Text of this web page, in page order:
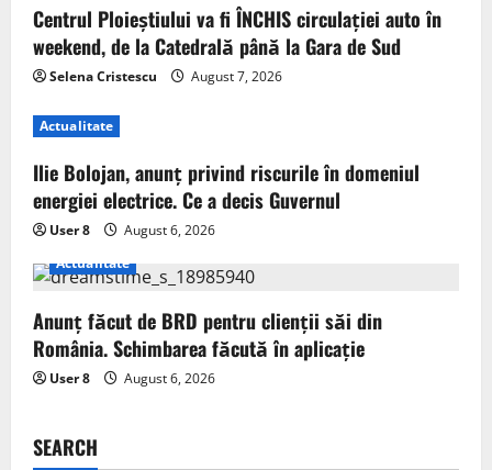
Centrul Ploieștiului va fi ÎNCHIS circulației auto în
weekend, de la Catedrală până la Gara de Sud
Selena Cristescu August 7, 2026
Actualitate
Ilie Bolojan, anunț privind riscurile în domeniul
energiei electrice. Ce a decis Guvernul
User 8
August 6, 2026
Actualitate
Anunț făcut de BRD pentru clienții săi din
România. Schimbarea făcută în aplicație
User 8 August 6, 2026
SEARCH